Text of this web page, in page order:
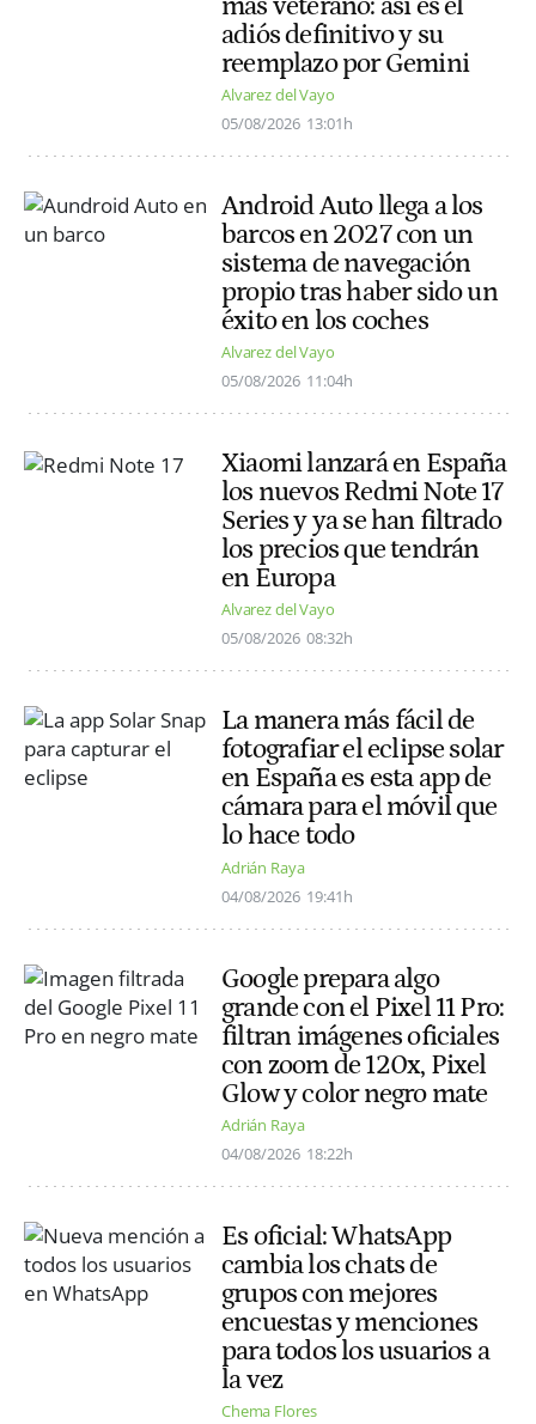
adiós definitivo y su
reemplazo por Gemini
Alvarez del Vayo
05/08/2026 13:01h
Android Auto llega a los
barcos en 2027 con un
sistema de navegación
propio tras haber sido un
éxito en los coches
Alvarez del Vayo
05/08/2026 11:04h
Xiaomi lanzará en España
los nuevos Redmi Note 17
Series y ya se han filtrado
los precios que tendrán
en Europa
Alvarez del Vayo
05/08/2026 08:32h
La manera más fácil de
fotografiar el eclipse solar
en España es esta app de
cámara para el móvil que
lo hace todo
Adrián Raya
04/08/2026 19:41h
Google prepara algo
grande con el Pixel 11 Pro:
filtran imágenes oficiales
con zoom de 120x, Pixel
Glow y color negro mate
Adrián Raya
04/08/2026 18:22h
Es oficial: WhatsApp
cambia los chats de
grupos con mejores
encuestas y menciones
para todos los usuarios a
la vez
Chema Flores